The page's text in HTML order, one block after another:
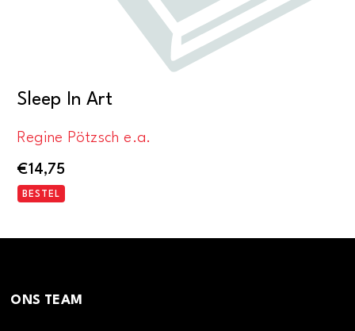
Sleep In Art
Regine Pötzsch e.a.
€14,75
BESTEL
ONS TEAM